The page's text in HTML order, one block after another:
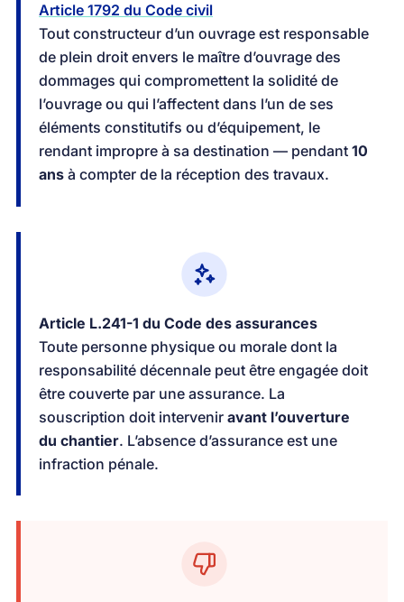
Article 1792 du Code civil
Tout constructeur d’un ouvrage est responsable
de plein droit envers le maître d’ouvrage des
dommages qui compromettent la solidité de
l’ouvrage ou qui l’affectent dans l’un de ses
éléments constitutifs ou d’équipement, le
rendant impropre à sa destination — pendant 10
ans à compter de la réception des travaux.
Article L.241-1 du Code des assurances
Toute personne physique ou morale dont la
responsabilité décennale peut être engagée doit
être couverte par une assurance. La
souscription doit intervenir avant l’ouverture
du chantier. L’absence d’assurance est une
infraction pénale.